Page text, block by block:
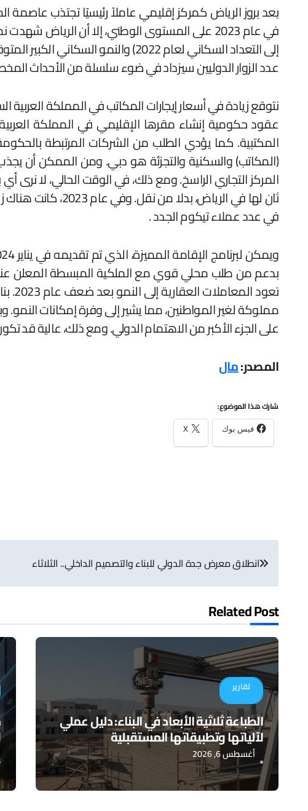
يعد بروز الرياض كمركز إقليمي عاملاً رئيسيًا تجتذب عاصمة
عدد الزوار الدوليين سيزداد في ضوء سلسلة من الأحداث
عقود حكومية إنشاء مقرها الإقليمي في المملكة
المكتبية. كما يؤدي الطلب من الشركات المرتبطة
(المكاتب) والسكنية والتجزئة هو دبي. ومن الممكن أن
المركز التجاري الراسخ. ومع ذلك، في الوقت الحالي، لا نرى
في عدد عملاء تيكوم الجدد .
بدعم من طلب محلي قوي مع الملكية المبسطة المعلن عنها
مملوكة لغير المواطنين، مما يشير إلى وفرة إمكانات
على الجزء الأكبر من الاهتمام الدولي. ومع ذلك، عالية قد تكون متطلبات الاستثمار
المصدر:مال
شارك هذا الموضوع:
فيس بوك X
تصفّح
المقالات
انطلاق معرض جدة الدولي للبناء والتصميم الداخلي.. الثلاثاء
Related Post
تقارير
الطباعة ثلاثية الأبعاد في البناء: دليل عملي
لآلياتها وتطبيقاتها المستقبلية
أغسطس 6, 2026